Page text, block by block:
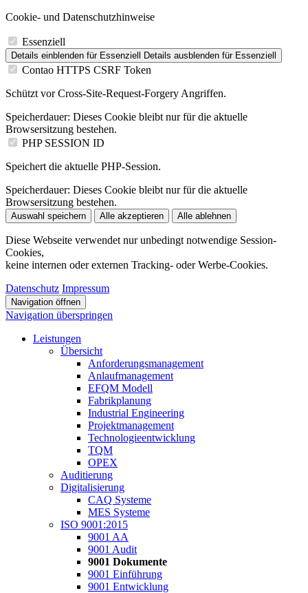
Cookie- und Datenschutzhinweise
Essenziell
Details einblenden für Essenziell Details ausblenden für Essenziell
Contao HTTPS CSRF Token
Schützt vor Cross-Site-Request-Forgery Angriffen.
Speicherdauer: Dieses Cookie bleibt nur für die aktuelle
Browsersitzung bestehen.
PHP SESSION ID
Speichert die aktuelle PHP-Session.
Speicherdauer: Dieses Cookie bleibt nur für die aktuelle
Browsersitzung bestehen.
Auswahl speichern Alle akzeptieren Alle ablehnen
Diese Webseite verwendet nur unbedingt notwendige Session-
Cookies,
keine internen oder externen Tracking- oder Werbe-Cookies.
Datenschutz Impressum
Navigation öffnen
Navigation überspringen
Leistungen
Übersicht
Anforderungsmanagement
Anlaufmanagement
EFQM Modell
Fabrikplanung
Industrial Engineering
Projektmanagement
Technologieentwicklung
TQM
OPEX
Auditierung
Digitalisierung
CAQ Systeme
MES Systeme
ISO 9001:2015
9001 AA
9001 Audit
9001 Dokumente
9001 Einführung
9001 Entwicklung